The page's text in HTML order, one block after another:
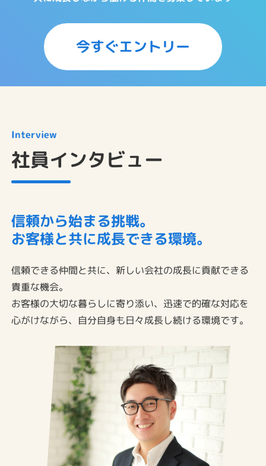
今すぐエントリー
Interview
社員インタビュー
信頼から始まる挑戦。
お客様と共に成長できる環境。
信頼できる仲間と共に、新しい会社の成長に貢献できる
貴重な機会。
お客様の大切な暮らしに寄り添い、迅速で的確な対応を
心がけながら、自分自身も日々成長し続ける環境です。